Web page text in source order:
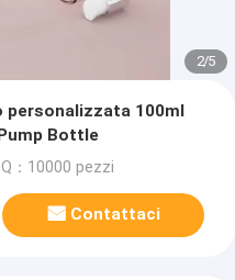
2/5
100ml
Bottle
：10000 pezzi
Contattaci